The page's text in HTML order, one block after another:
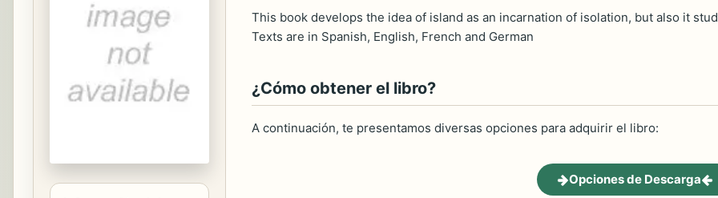
This book develops the idea of island as an incarnation of isolation, but also it
Texts are in Spanish, English, French and German
¿Cómo obtener el libro?
A continuación, te presentamos diversas opciones para adquirir el libro:
Opciones de Descarga